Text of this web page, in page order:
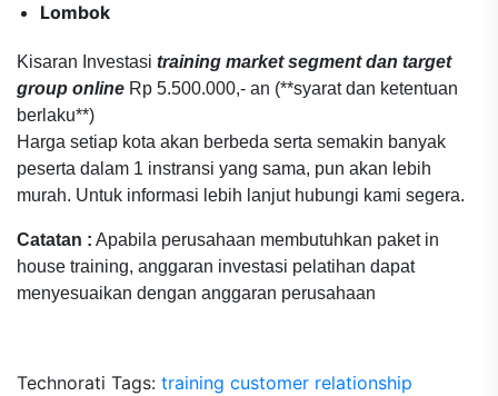
Lombok
Kisaran Investasi training market segment dan target
group online Rp 5.500.000,- an (**syarat dan ketentuan
berlaku**)
Harga setiap kota akan berbeda serta semakin banyak
peserta dalam 1 instransi yang sama, pun akan lebih
murah. Untuk informasi lebih lanjut hubungi kami segera.
Catatan : Apabila perusahaan membutuhkan paket in
house training, anggaran investasi pelatihan dapat
menyesuaikan dengan anggaran perusahaan
Technorati Tags: training customer relationship